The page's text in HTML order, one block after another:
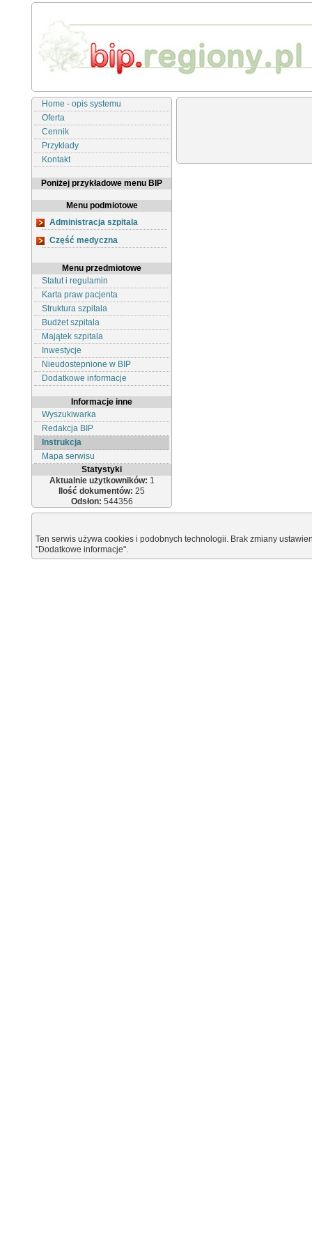
Home - opis systemu
Oferta
Cennik
Przykłady
Kontakt
Poniżej przykładowe menu BIP
Menu podmiotowe
Administracja szpitala
Część medyczna
Menu przedmiotowe
Statut i regulamin
Karta praw pacjenta
Struktura szpitala
Budżet szpitala
Majątek szpitala
Inwestycje
Nieudostepnione w BIP
Dodatkowe informacje
Informacje inne
Wyszukiwarka
Redakcja BIP
Instrukcja
Mapa serwisu
Statystyki
Aktualnie użytkowników: 1
Ilość dokumentów: 25
Odsłon: 544356
Ten serwis używa cookies i podobnych technologii. Brak zmiany
"Dodatkowe informacje".